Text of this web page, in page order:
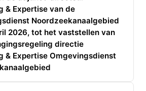
& Expertise van de
Noordzeekanaalgebied
2026, tot het vaststellen van
directie
& Expertise Omgevingsdienst